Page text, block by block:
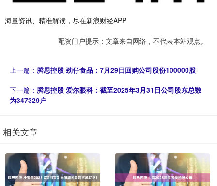
海量资讯、精准解读，尽在新浪财经APP
配资门户提示：文章来自网络，不代表本站观点。
上一篇： 腾思控股 劲仔食品：7月29日回购公司股份100000股
下一篇： 腾思控股 爱尔眼科：截至2025年3月31日公司股东总数
为347329户
相关文章